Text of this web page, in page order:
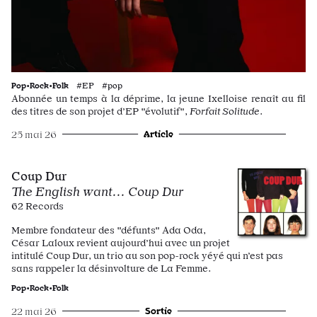
Pop•Rock•Folk #EP #pop
Abonnée un temps à la déprime, la jeune Ixelloise renaît au fil
des titres de son projet d’EP "évolutif", Forfait Solitude.
25 mai 26 Article
Coup Dur
The English want... Coup Dur
62 Records
Membre fondateur des "défunts" Ada Oda,
César Laloux revient aujourd’hui avec un projet
intitulé Coup Dur, un trio au son pop-rock yéyé qui n’est pas
sans rappeler la désinvolture de La Femme.
Pop•Rock•Folk
22 mai 26 Sortie